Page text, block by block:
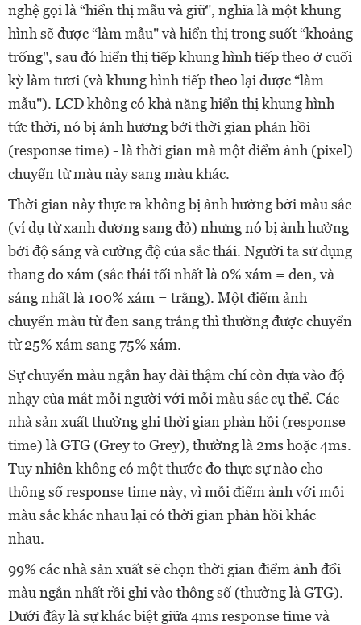
nghệ gọi là “hiển thị mẫu và giữ", nghĩa là một khung
hình sẽ được “làm mẫu" và hiển thị trong suốt “khoảng
trống", sau đó hiển thị tiếp khung hình tiếp theo ở cuối
kỳ làm tươi (và khung hình tiếp theo lại được “làm
mẫu"). LCD không có khả năng hiển thị khung hình
tức thời, nó bị ảnh hưởng bởi thời gian phản hồi
(response time) - là thời gian mà một điểm ảnh (pixel)
chuyển từ màu này sang màu khác.
Thời gian này thực ra không bị ảnh hưởng bởi màu sắc
(ví dụ từ xanh dương sang đỏ) nhưng nó bị ảnh hưởng
bởi độ sáng và cường độ của sắc thái. Người ta sử dụng
thang đo xám (sắc thái tối nhất là 0% xám = đen, và
sáng nhất là 100% xám = trắng). Một điểm ảnh
chuyển màu từ đen sang trắng thì thường được chuyển
từ 25% xám sang 75% xám.
Sự chuyển màu ngắn hay dài thậm chí còn dựa vào độ
nhạy của mắt mỗi người với mỗi màu sắc cụ thể. Các
nhà sản xuất thường ghi thời gian phản hồi (response
time) là GTG (Grey to Grey), thường là 2ms hoặc 4ms.
Tuy nhiên không có một thước đo thực sự nào cho
thông số response time này, vì mỗi điểm ảnh với mỗi
màu sắc khác nhau lại có thời gian phản hồi khác
nhau.
99% các nhà sản xuất sẽ chọn thời gian điểm ảnh đổi
màu ngắn nhất rồi ghi vào thông số (thường là GTG).
Dưới đây là sự khác biệt giữa 4ms response time và